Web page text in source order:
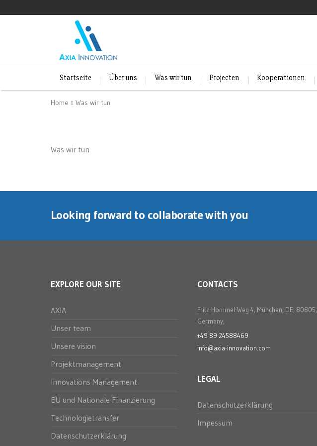
Startseite Über uns Was wir tun Projecten Kooperationen
Home Was wir tun
Was wir tun
Looking forward to collaborate with you
EXPLORE OUR SITE
AXIA
Unser team
Unsere vision
Projektmanagement
Innovations Management
EU und Nationale Finanzierung
Technologietransfer
Datenschutzerklärung
CONTACTS
Fritz-Hommel-Weg 4, München, DE, 80805,
Germany,
+49 89 24588469
info@axia-innovation.com
LEGAL
Datenschutzerklärung
Impessum